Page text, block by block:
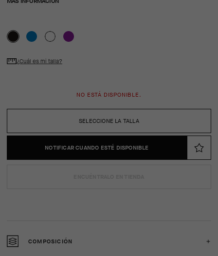
SELECCIONE LA TALLA
¿Cuál es mi talla?
NO ESTÁ DISPONIBLE.
NOTIFICAR CUANDO ESTÉ DISPONIBLE
COMPOSICIÓN